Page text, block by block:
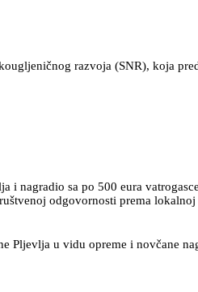
razvoja (SNR), koja
nagradio sa po 500 eura
odgovornosti prema
u vidu opreme i novčane